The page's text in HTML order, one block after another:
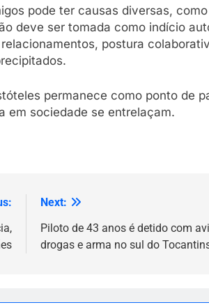
pode ter causas diversas,
deve ser tomada como indício
postura
permanece como ponto de
em sociedade se entrelaçam.
Next:
Piloto de 43 anos é detido com
drogas e arma no sul do